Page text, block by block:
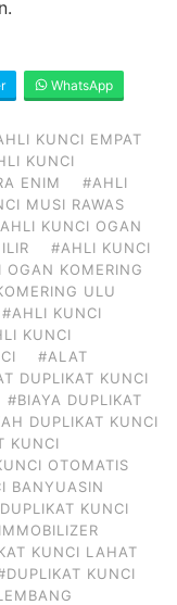
WhatsApp
KUNCI EMPAT
KUNCI
ENIM
#AHLI
MUSI RAWAS
KUNCI OGAN
#AHLI KUNCI
KOMERING
ULU
#AHLI KUNCI
KUNCI
#ALAT
DUPLIKAT KUNCI
#BIAYA DUPLIKAT
DUPLIKAT KUNCI
KUNCI
OTOMATIS
BANYUASIN
KUNCI
KUNCI LAHAT
KUNCI